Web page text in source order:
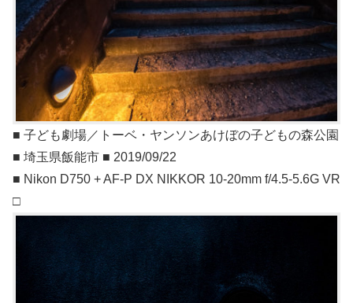
■ 子ども劇場／トーベ・ヤンソンあけぼの子どもの森公園
■ 埼玉県飯能市 ■ 2019/09/22
■ Nikon D750 + AF-P DX NIKKOR 10-20mm f/4.5-5.6G VR
□